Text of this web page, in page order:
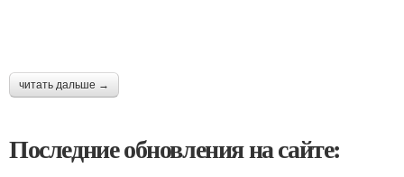
читать дальше →
Последние обновления на сайте: